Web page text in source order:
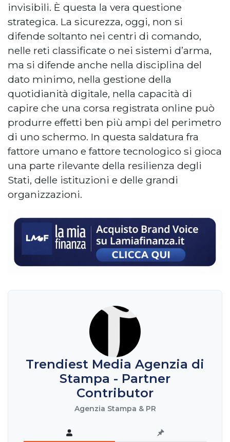
invisibili. È questa la vera questione
strategica. La sicurezza, oggi, non si
difende soltanto nei centri di comando,
nelle reti classificate o nei sistemi d’arma,
ma si difende anche nella disciplina del
dato minimo, nella gestione della
quotidianità digitale, nella capacità di
capire che una corsa registrata online può
produrre effetti ben più ampi del perimetro
di uno schermo. In questa saldatura fra
fattore umano e fattore tecnologico si gioca
una parte rilevante della resilienza degli
Stati, delle istituzioni e delle grandi
organizzazioni.
Trendiest Media Agenzia di
Stampa - Partner
Contributor
Agenzia Stampa & PR